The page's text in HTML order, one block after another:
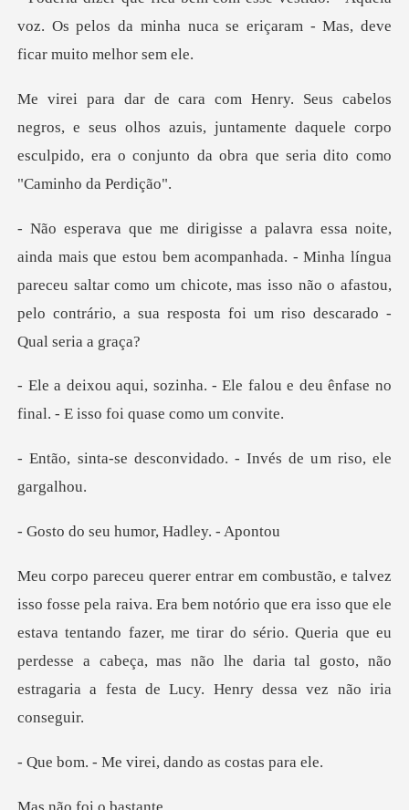
voz. Os pelos da minha nuca se eri
seus olhos azuis, juntamente daquele corpo
esculpido, era
acompanhada. - Minha língua
pareceu saltar como um chicote, mas isso não o afas
le falou e deu ênfase no
final. -
onvidado. - Invés de u
u humor, Hadl
ue era isso que ele
estava tentando fazer, me tirar do sério. Queria que eu
perdesse a cabeça,
virei, dando as